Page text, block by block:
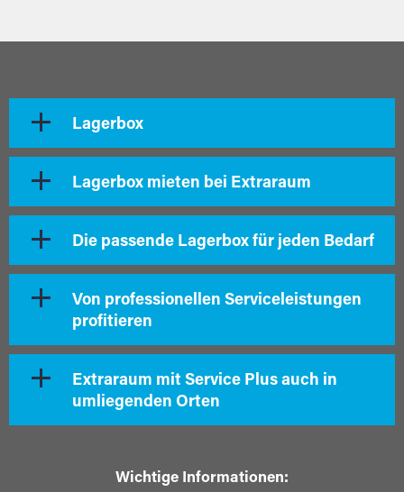
Lagerbox
Lagerbox mieten bei Extraraum
Die passende Lagerbox für jeden Bedarf
Von professionellen Serviceleistungen
profitieren
Extraraum mit Service Plus auch in
umliegenden Orten
Wichtige Informationen: